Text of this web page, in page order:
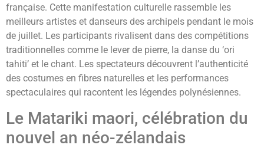
française. Cette manifestation culturelle rassemble les
meilleurs artistes et danseurs des archipels pendant le mois
de juillet. Les participants rivalisent dans des compétitions
traditionnelles comme le lever de pierre, la danse du ‘ori
tahiti’ et le chant. Les spectateurs découvrent l’authenticité
des costumes en fibres naturelles et les performances
spectaculaires qui racontent les légendes polynésiennes.
Le Matariki maori, célébration du
nouvel an néo-zélandais